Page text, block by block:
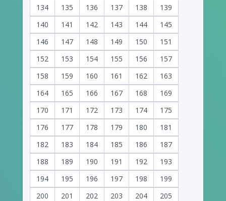
134
135 136 137 138
139
140
141 142 143 144
145
146
147 148 149 150
151
152
153 154 155 156
157
158
159 160 161 162
163
164
165 166 167 168
169
170
171 172 173 174
175
176
177 178 179 180
181
182
183 184 185 186
187
188
189 190 191 192
193
194
195 196 197 198
199
200
201 202 203 204
205